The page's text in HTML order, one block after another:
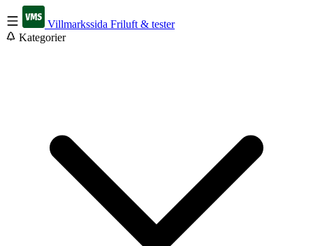
Villmarkssida Friluft & tester
Kategorier